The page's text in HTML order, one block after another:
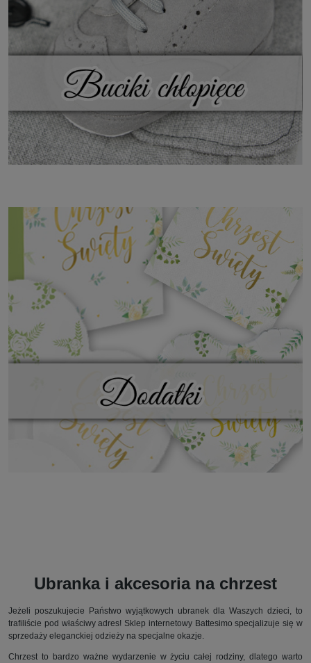
DODATKI DO CHRZTU
Ubranka i akcesoria na chrzest
Jeżeli poszukujecie Państwo wyjątkowych ubranek dla Waszych dzieci, to
trafiliście pod właściwy adres! Sklep internetowy Battesimo specjalizuje się w
sprzedaży eleganckiej odzieży na specjalne okazje.
Chrzest to bardzo ważne wydarzenie w życiu całej rodziny, dlatego warto